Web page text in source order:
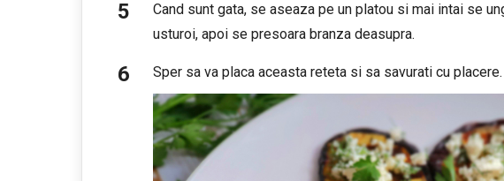
Cand sunt gata, se aseaza pe un platou si mai intai se
usturoi, apoi se presoara branza deasupra.
Sper sa va placa aceasta reteta si sa savurati cu